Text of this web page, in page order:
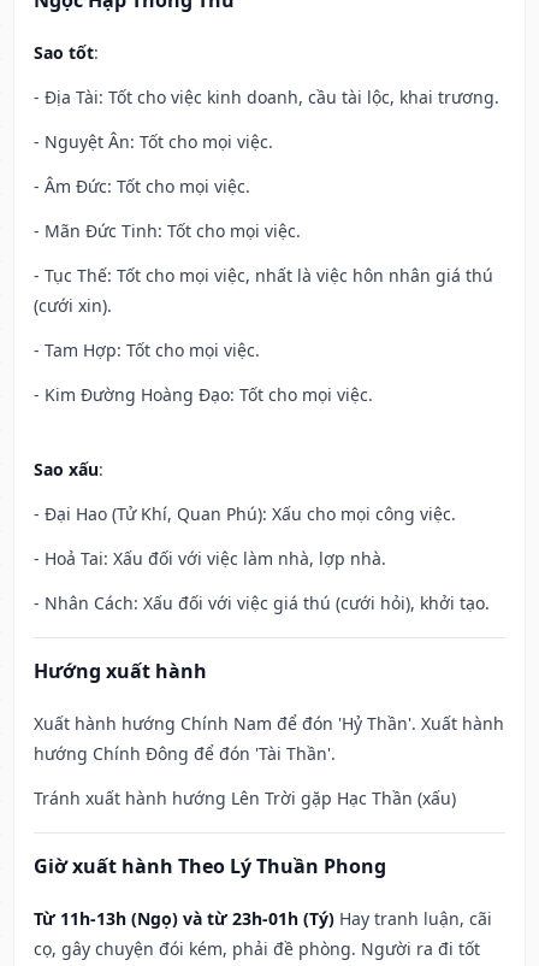
Sao tốt:
- Địa Tài: Tốt cho việc kinh doanh, cầu tài lộc, khai trương.
- Nguyệt Ân: Tốt cho mọi việc.
- Âm Đức: Tốt cho mọi việc.
- Mãn Đức Tinh: Tốt cho mọi việc.
- Tục Thế: Tốt cho mọi việc, nhất là việc hôn nhân giá thú
(cưới xin).
- Tam Hợp: Tốt cho mọi việc.
- Kim Đường Hoàng Đạo: Tốt cho mọi việc.
Sao xấu:
- Đại Hao (Tử Khí, Quan Phú): Xấu cho mọi công việc.
- Hoả Tai: Xấu đối với việc làm nhà, lợp nhà.
- Nhân Cách: Xấu đối với việc giá thú (cưới hỏi), khởi tạo.
Hướng xuất hành
Xuất hành hướng Chính Nam để đón 'Hỷ Thần'. Xuất hành
hướng Chính Đông để đón 'Tài Thần'.
Tránh xuất hành hướng Lên Trời gặp Hạc Thần (xấu)
Giờ xuất hành Theo Lý Thuần Phong
Từ 11h-13h (Ngọ) và từ 23h-01h (Tý) Hay tranh luận, cãi
cọ, gây chuyện đói kém, phải đề phòng. Người ra đi tốt